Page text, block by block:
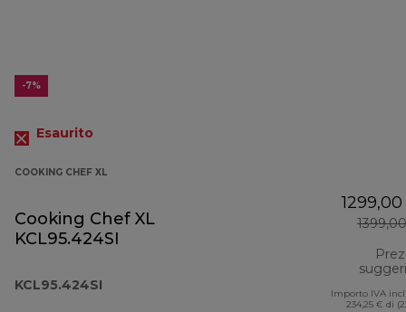
-7%
Esaurito
COOKING CHEF XL
Cooking Chef XL
KCL95.424SI
KCL95.424SI
Importo IVA
234,25 € di